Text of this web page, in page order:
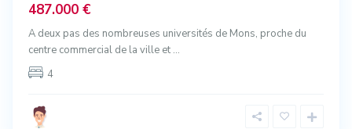
487.000 €
A deux pas des nombreuses universités de Mons, proche du
centre commercial de la ville et ...
4